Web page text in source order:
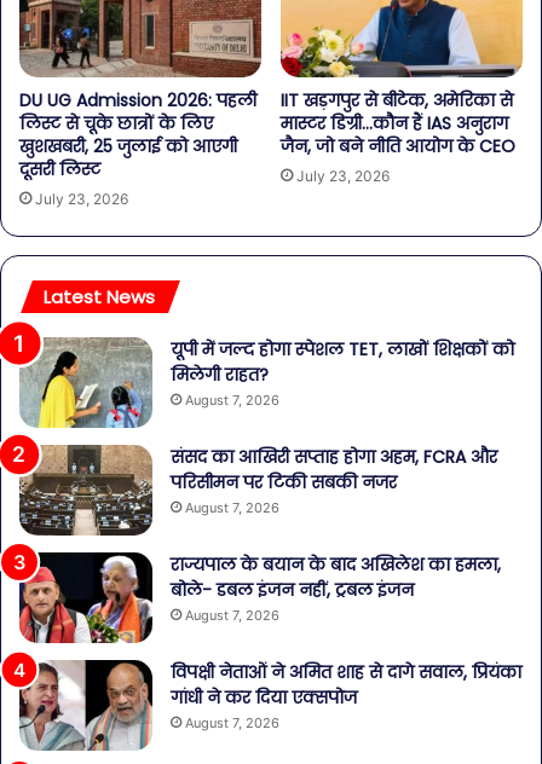
DU UG Admission 2026: पहली
लिस्ट से चूके छात्रों के लिए
खुशखबरी, 25 जुलाई को आएगी
दूसरी लिस्ट
July 23, 2026
IIT खड़गपुर से बीटेक, अमेरिका से
मास्टर डिग्री…कौन हैं IAS अनुराग
जैन, जो बने नीति आयोग के CEO
July 23, 2026
Latest News
यूपी में जल्द होगा स्पेशल TET, लाखों शिक्षकों को
मिलेगी राहत?
August 7, 2026
संसद का आखिरी सप्ताह होगा अहम, FCRA और
परिसीमन पर टिकी सबकी नजर
August 7, 2026
राज्यपाल के बयान के बाद अखिलेश का हमला,
बोले- डबल इंजन नहीं, ट्रबल इंजन
August 7, 2026
विपक्षी नेताओं ने अमित शाह से दागे सवाल, प्रियंका
गांधी ने कर दिया एक्सपोज
August 7, 2026